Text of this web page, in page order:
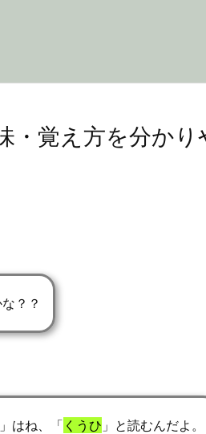
・覚え方を分かり
？？
」はね、「 くうひ 」と読むんだよ。